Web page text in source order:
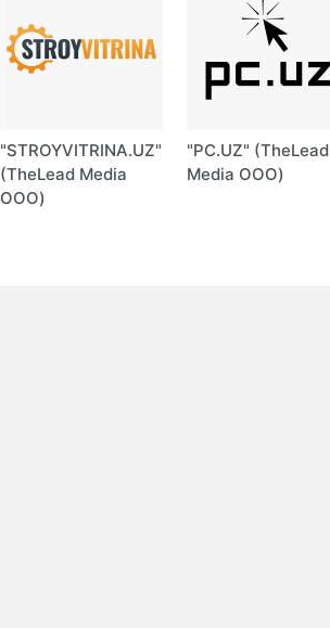
"STROYVITRINA.UZ"
(TheLead Media
ООО)
"PC.UZ" (TheLead
Media ООО)